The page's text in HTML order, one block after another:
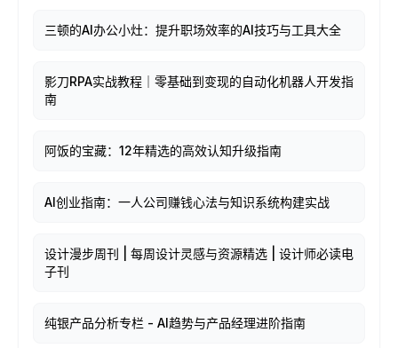
三顿的AI办公小灶：提升职场效率的AI技巧与工具大全
影刀RPA实战教程｜零基础到变现的自动化机器人开发指
南
阿饭的宝藏：12年精选的高效认知升级指南
AI创业指南：一人公司赚钱心法与知识系统构建实战
设计漫步周刊 | 每周设计灵感与资源精选 | 设计师必读电
子刊
纯银产品分析专栏 - AI趋势与产品经理进阶指南